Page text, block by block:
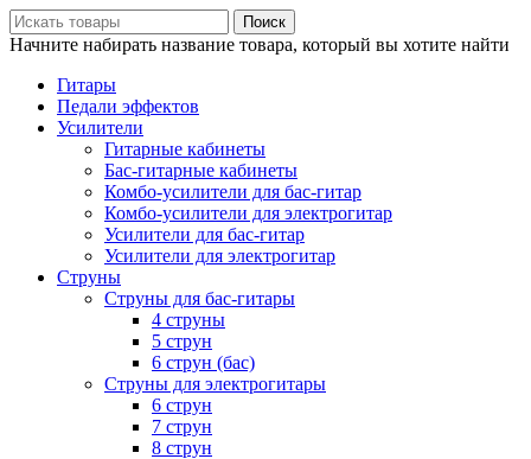
Поиск
Начните набирать название товара, который вы хотите найти
Гитары
Педали эффектов
Усилители
Гитарные кабинеты
Бас-гитарные кабинеты
Комбо-усилители для бас-гитар
Комбо-усилители для электрогитар
Усилители для бас-гитар
Усилители для электрогитар
Струны
Струны для бас-гитары
4 струны
5 струн
6 струн (бас)
Струны для электрогитары
6 струн
7 струн
8 струн